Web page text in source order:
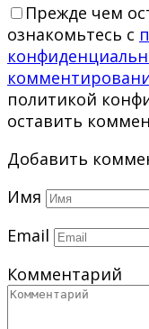
Прежде чем
ознакомьтесь с
политикой
оставить
Добавить
Имя
Email
Комментарий